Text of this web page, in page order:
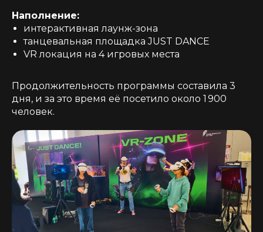
Наполнение:
интерактивная лаунж-зона
танцевальная площадка JUST DANCE
VR локация на 4 игровых места
Продолжительность программы составила 3
дня, и за это время её посетило около 1 900
человек.